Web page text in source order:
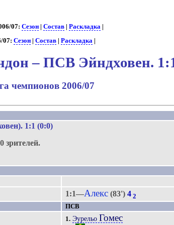
07: Сезон| Состав| Раскладка |
07: Сезон| Состав| Раскладка |
– ПСВ Эйндховен.
чемпионов 2006/07
. 1:1 (0:0)
зрителей.
1:1—Алекс (83')4 2
ПСВ
1. Эурельо Гомес